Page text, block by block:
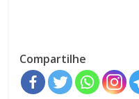
Compartilhe